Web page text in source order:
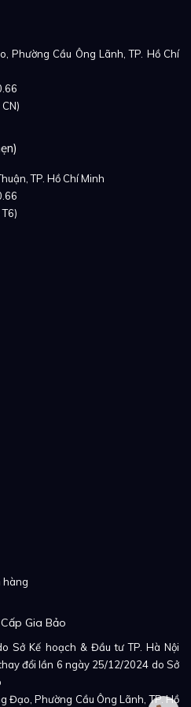
đeo được làm từ chất liệu
cho các quý cô.
Aqua-Terra
35 chân kính, dao động với
đồng hồ thực hiện những
ngày, giờ, phút, giây. Đồng
lượng trong khoảng 55h
Phường Cầu Ông Lãnh, TP. Hồ Chí
TP. Hồ Chí Minh
hàng
Gia Bảo
Sở Kế hoạch & Đầu tư TP. Hà Nội
đổi lần 6 ngày 25/12/2024 do Sở
Đạo, Phường Cầu Ông Lãnh, TP. Hồ